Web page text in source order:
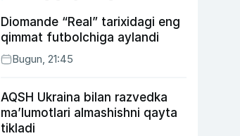
Diomande “Real” tarixidagi eng
qimmat futbolchiga aylandi
Bugun, 21:45
AQSH Ukraina bilan razvedka
ma’lumotlari almashishni qayta
tikladi